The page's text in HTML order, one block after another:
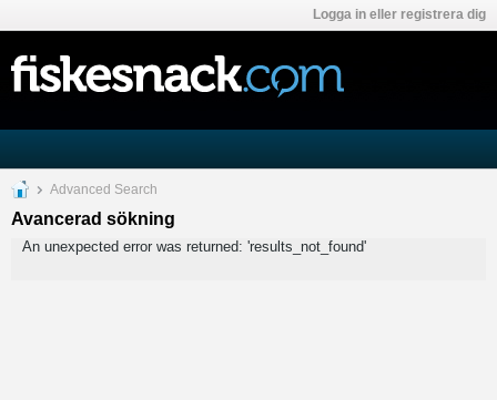
Logga in eller registrera dig
Advanced Search
Avancerad sökning
An unexpected error was returned: 'results_not_found'